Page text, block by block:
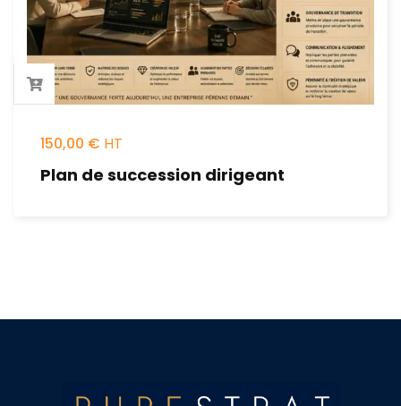
150,00 €
Plan de succession dirigeant